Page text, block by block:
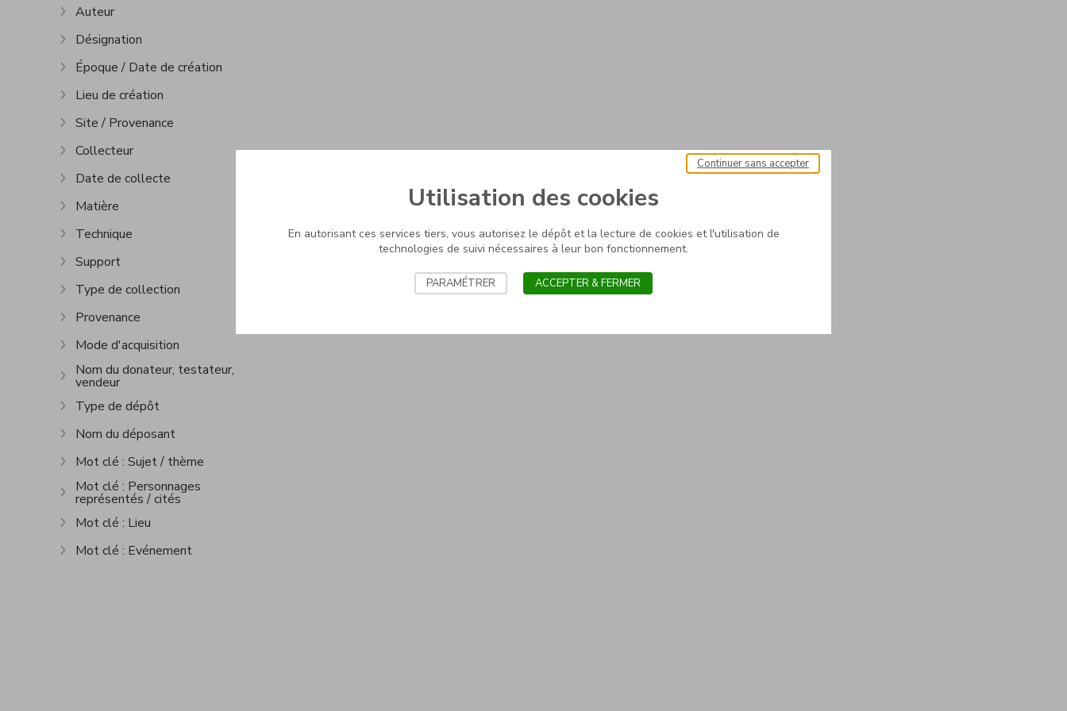
Afficher plus
Auteur
Afficher plus
Désignation
Afficher plus
Époque / Date de création
Afficher plus
Lieu de création
Afficher plus
Site / Provenance
Afficher plus
Collecteur
Afficher plus
Date de collecte
Afficher plus
Matière
Afficher plus
Technique
Afficher plus
Support
Afficher plus
Type de collection
Afficher plus
Provenance
Afficher plus
Mode d'acquisition
Afficher plus
Nom du donateur, testateur,
vendeur
Afficher plus
Type de dépôt
Afficher plus
Nom du déposant
Afficher plus
Mot clé : Sujet / thème
Afficher plus
Mot clé : Personnages
représentés / cités
Afficher plus
Mot clé : Lieu
Afficher plus
Mot clé : Evénement
Utilisation des cookies
En autorisant ces services tiers, vous autorisez le dépôt et la lecture de cookies et l'utilisation de
technologies de suivi nécessaires à leur bon fonctionnement.
Continuer sans accepter
PARAMÉTRER ACCEPTER & FERMER